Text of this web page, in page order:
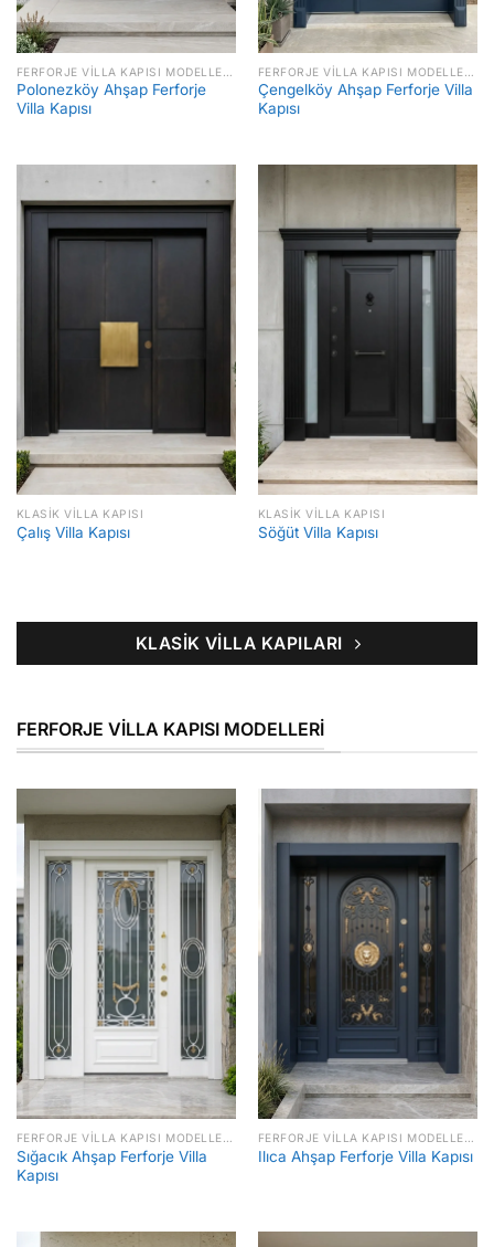
Polonezköy Ahşap Ferforje
Villa Kapısı
Çengelköy Ahşap Ferforje Villa
Kapısı
KLASIK VILLA KAPISI
Çalış Villa Kapısı
KLASIK VILLA KAPISI
Söğüt Villa Kapısı
KLASIK VILLA KAPILARI
FERFORJE VILLA KAPISI MODELLERI
Sığacık Ahşap Ferforje Villa
Kapısı
Ilıca Ahşap Ferforje Villa Kapısı